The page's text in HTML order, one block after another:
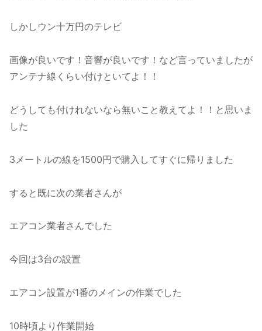
しかしウン十万円のテレビ
画像が良いです！音響が良いです！など言っていましたが
アンテナ線くらい付けといてよ！！
どうしても付けれないなら無いこと教えてよ！！と思いま
した
3メートルの線を1500円で購入してすぐに帰りました
すると既に次の業者さんが
エアコン業者さんでした
今回は3台の設置
エアコン設置が1番のメインの作業でした
10時頃より作業開始